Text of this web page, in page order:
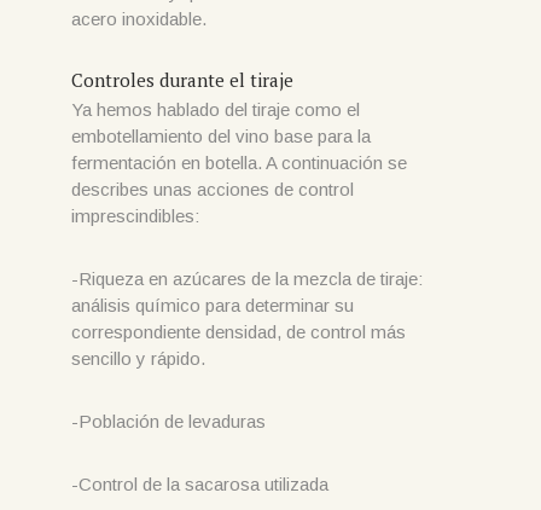
acero inoxidable.
Controles durante el tiraje
Ya hemos hablado del tiraje como el
embotellamiento del vino base para la
fermentación en botella. A continuación se
describes unas acciones de control
imprescindibles:
-Riqueza en azúcares de la mezcla de tiraje:
análisis químico para determinar su
correspondiente densidad, de control más
sencillo y rápido.
-Población de levaduras
-Control de la sacarosa utilizada